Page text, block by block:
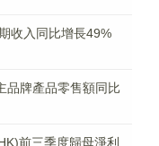
收入同比增長49%
品牌產品零售額同比
前三季度歸母淨利